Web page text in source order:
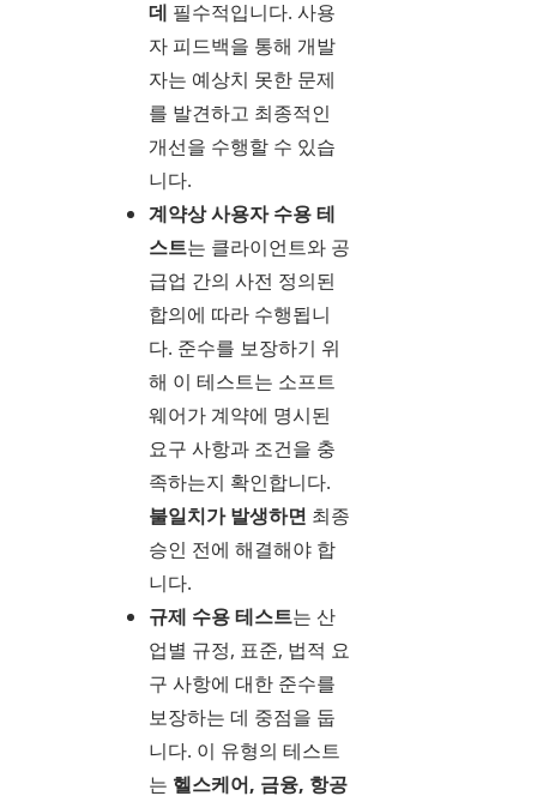
데 필수적입니다. 사용
자 피드백을 통해 개발
자는 예상치 못한 문제
를 발견하고 최종적인
개선을 수행할 수 있습
니다.
계약상 사용자 수용 테
스트는 클라이언트와 공
급업 간의 사전 정의된
합의에 따라 수행됩니
다. 준수를 보장하기 위
해 이 테스트는 소프트
웨어가 계약에 명시된
요구 사항과 조건을 충
족하는지 확인합니다.
불일치가 발생하면 최종
승인 전에 해결해야 합
니다.
규제 수용 테스트는 산
업별 규정, 표준, 법적 요
구 사항에 대한 준수를
보장하는 데 중점을 둡
니다. 이 유형의 테스트
는 헬스케어, 금융, 항공